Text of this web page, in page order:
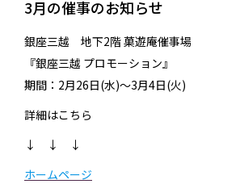
3月の催事のお知らせ
銀座三越 地下2階 菓遊庵催事場
『銀座三越 プロモーション』
期間：2月26日(水)～3月4日(火)
詳細はこちら
↓ ↓ ↓
ホームページ